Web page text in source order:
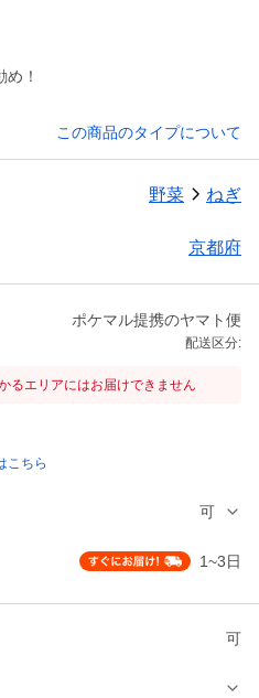
！
この商品のタイプについて
野菜 ねぎ
京都府
ポケマル提携のヤマト便
配送区分:
るエリアにはお届けできません
こちら
可
1~3日
可